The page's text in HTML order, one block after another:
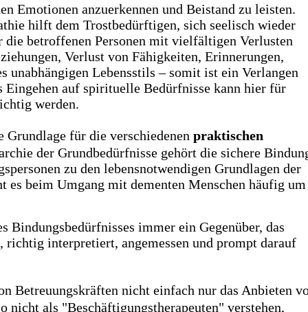
Emotionen anzuerkennen und Beistand zu leisten.
hilft dem Trostbedürftigen, sich seelisch wieder
betroffenen Personen mit vielfältigen Verlusten
Verlust von Fähigkeiten, Erinnerungen,
unabhängigen Lebensstils – somit ist ein Verlangen
auf spirituelle Bedürfnisse kann hier für
werden.
für die verschiedenen praktischen
der Grundbedürfnisse gehört die sichere
zu den lebensnotwendigen Grundlagen der
es beim Umgang mit dementen Menschen häufig um
Bindungsbedürfnisses immer ein Gegenüber, das
interpretiert, angemessen und prompt darauf
Betreuungskräften nicht einfach nur das Anbieten
nicht als "Beschäftigungstherapeuten" verstehen,